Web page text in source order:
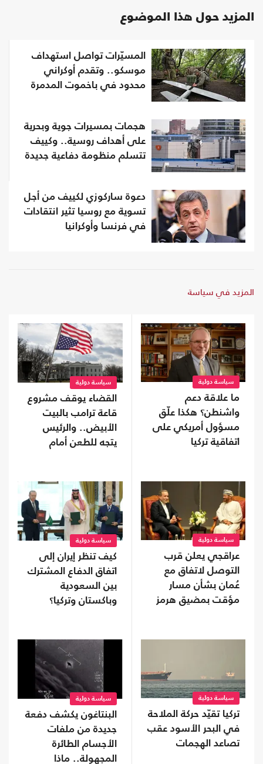
المزيد حول هذا الموضوع
المسيّرات تواصل استهداف
موسكو.. وتقدم أوكراني
محدود في باخموت المدمرة
هجمات بمسيرات جوية وبحرية
على أهداف روسية.. وكييف
تتسلم منظومة دفاعية جديدة
دعوة ساركوزي لكييف من أجل
تسوية مع روسيا تثير انتقادات
في فرنسا وأوكرانيا
المزيد في سياسة
سياسة دولية
ما علاقة دعم
واشنطن؟ هكذا علّق
مسؤول أمريكي على
اتفاقية تركيا
سياسة دولية
القضاء يوقف مشروع
قاعة ترامب بالبيت
الأبيض.. والرئيس
يتجه للطعن أمام
سياسة دولية
عراقجي يعلن قرب
التوصل لاتفاق مع
عُمان بشأن مسار
مؤقت بمضيق هرمز
سياسة دولية
كيف تنظر إيران إلى
اتفاق الدفاع المشترك
بين السعودية
وباكستان وتركيا؟
سياسة دولية
تركيا تقيّد حركة الملاحة
في البحر الأسود عقب
تصاعد الهجمات
سياسة دولية
البنتاغون يكشف دفعة
جديدة من ملفات
الأجسام الطائرة
المجهولة.. ماذا